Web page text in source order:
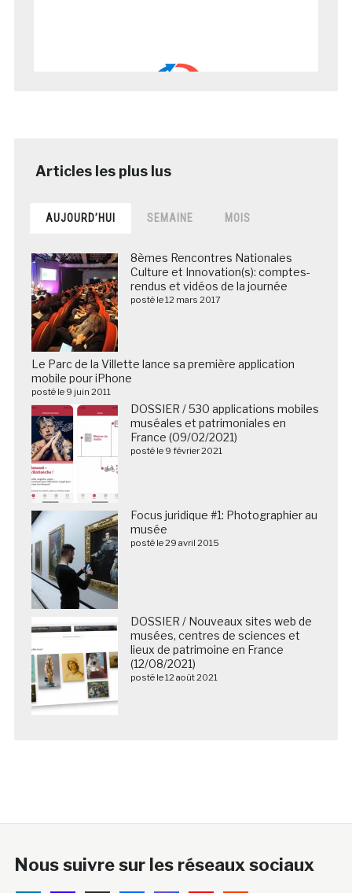
AUJOURD’HUI SEMAINE MOIS
8èmes Rencontres Nationales
Culture et Innovation(s): comptes-
rendus et vidéos de la journée
posté le 12 mars 2017
Le Parc de la Villette lance sa première application
mobile pour iPhone
posté le 9 juin 2011
DOSSIER / 530 applications mobiles
muséales et patrimoniales en
France (09/02/2021)
posté le 9 février 2021
Focus juridique #1: Photographier au
musée
posté le 29 avril 2015
DOSSIER / Nouveaux sites web de
musées, centres de sciences et
lieux de patrimoine en France
(12/08/2021)
posté le 12 août 2021
Nous suivre sur les réseaux sociaux